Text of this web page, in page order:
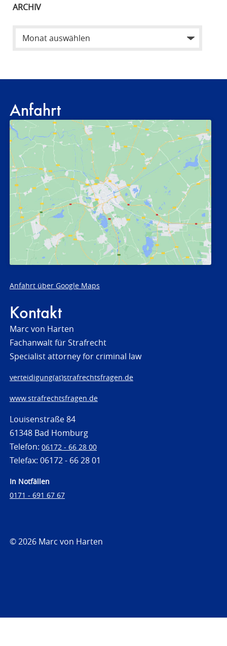
ARCHIV
Anfahrt
Anfahrt über Google Maps
Kontakt
Marc von Harten
Fachanwalt für Strafrecht
Specialist attorney for criminal law
verteidigung(at)strafrechtsfragen.de
www.strafrechtsfragen.de
Louisenstraße 84
61348 Bad Homburg
Telefon: 06172 - 66 28 00
Telefax: 06172 - 66 28 01
In Notfällen
0171 - 691 67 67
© 2026 Marc von Harten